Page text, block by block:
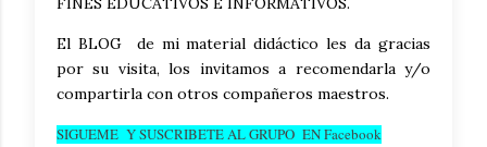
El BLOG de mi material didáctico les da gracias
por su visita, los invitamos a recomendarla y/o
compartirla con otros compañeros maestros.
SIGUEME Y SUSCRIBETE AL GRUPO EN Facebook